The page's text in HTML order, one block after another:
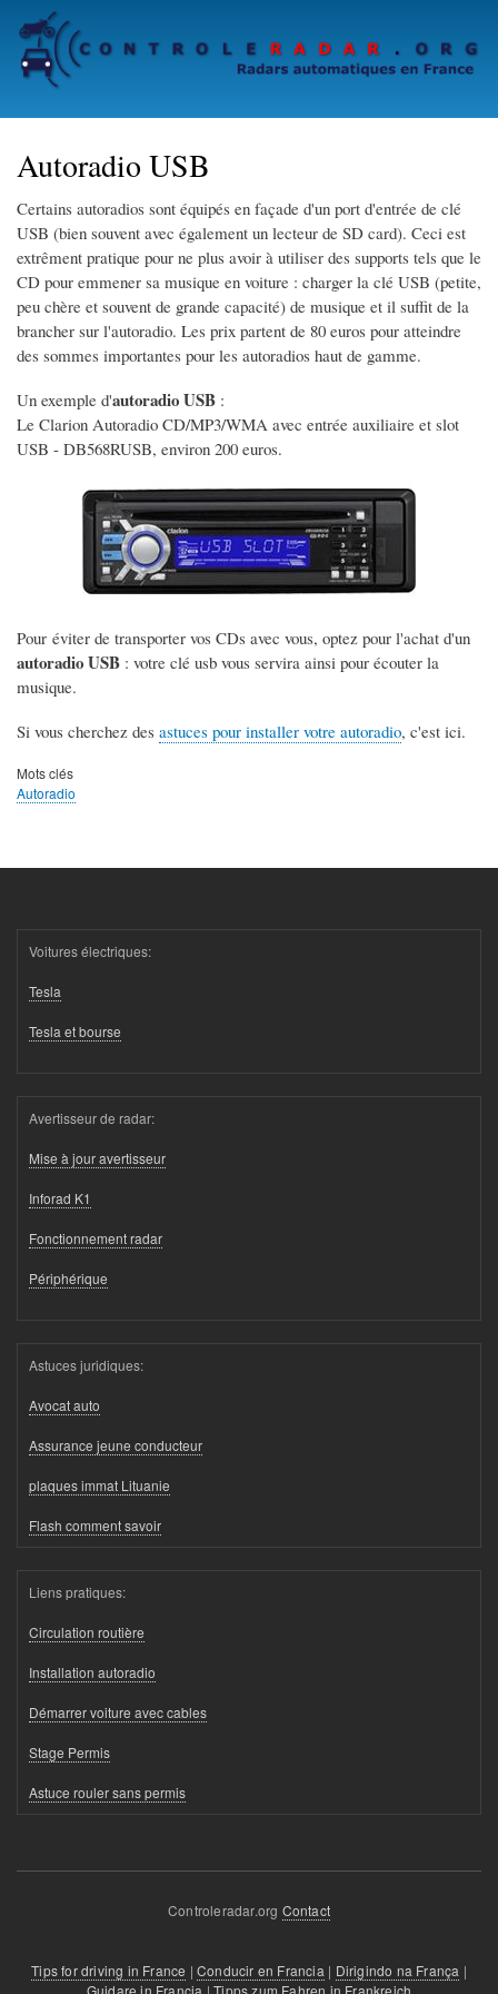
to
main
Autoradio USB
Certains autoradios sont équipés en façade d'un port d'entrée de clé
USB (bien souvent avec également un lecteur de SD card). Ceci est
extrêment pratique pour ne plus avoir à utiliser des supports tels que le
CD pour emmener sa musique en voiture : charger la clé USB (petite,
peu chère et souvent de grande capacité) de musique et il suffit de la
brancher sur l'autoradio. Les prix partent de 80 euros pour atteindre
des sommes importantes pour les autoradios haut de gamme.
Un exemple d'autoradio USB :
Le Clarion Autoradio CD/MP3/WMA avec entrée auxiliaire et slot
USB - DB568RUSB, environ 200 euros.
Pour éviter de transporter vos CDs avec vous, optez pour l'achat d'un
autoradio USB : votre clé usb vous servira ainsi pour écouter la
musique.
Si vous cherchez des astuces pour installer votre autoradio, c'est ici.
Mots clés
Autoradio
Voitures électriques:
Tesla
Tesla et bourse
Avertisseur de radar:
Mise à jour avertisseur
Inforad K1
Fonctionnement radar
Périphérique
Astuces juridiques:
Avocat auto
Assurance jeune conducteur
plaques immat Lituanie
Flash comment savoir
Liens pratiques:
Circulation routière
Installation autoradio
Démarrer voiture avec cables
Stage Permis
Astuce rouler sans permis
Controleradar.org Contact
Tips for driving in France |Conducir en Francia | Dirigindo na França |
Guidare in Francia |Tipps zum Fahren in Frankreich